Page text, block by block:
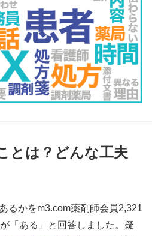
とは？どんな工夫
るかをm3.com薬剤師会員2,321
「ある」と回答しました。疑